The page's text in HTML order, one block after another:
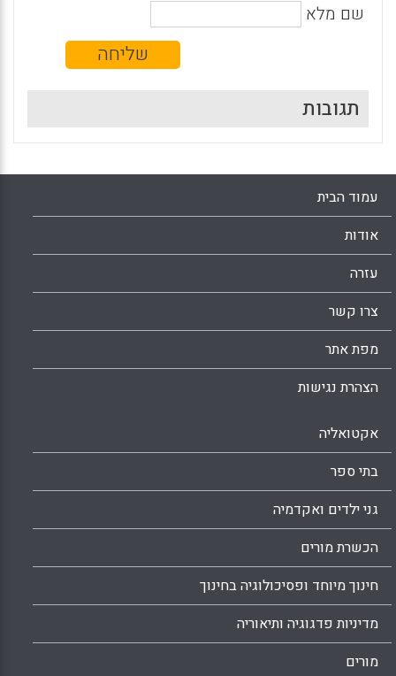
שם מלא
תגובות
עמוד הבית
אודות
עזרה
צרו קשר
מפת אתר
הצהרת נגישות
אקטואליה
בתי ספר
גני ילדים ואקדמיה
הכשרת מורים
חינוך מיוחד ופסיכולוגיה בחינוך
מדיניות פדגוגיה ותיאוריה
מורים